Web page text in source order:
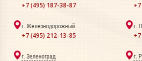
+7 (495) 187-38-87
г. Железнодорожный
+7 (495) 212-13-85
г.
г. Зеленоград г.